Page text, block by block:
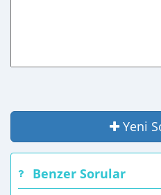
Yeni
Benzer Sorular